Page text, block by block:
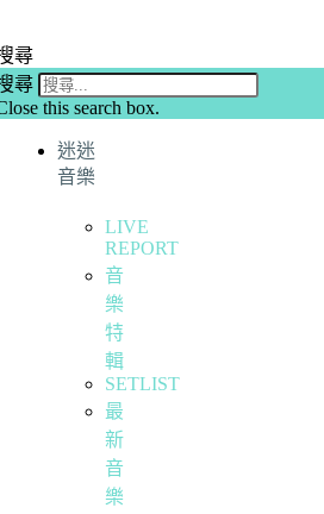
尋
尋
this search box.
迷迷
音樂
LIVE
REPORT
音
樂
特
輯
SETLIST
最
新
音
樂